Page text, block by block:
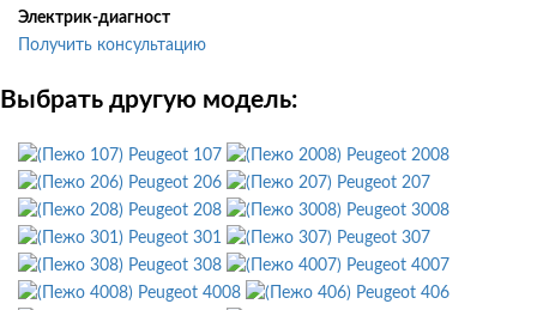
Электрик-диагност
Получить консультацию
Выбрать другую модель:
Peugeot 107
Peugeot 2008
Peugeot 206
Peugeot 207
Peugeot 208
Peugeot 3008
Peugeot 301
Peugeot 307
Peugeot 308
Peugeot 4007
Peugeot 4008
Peugeot 406